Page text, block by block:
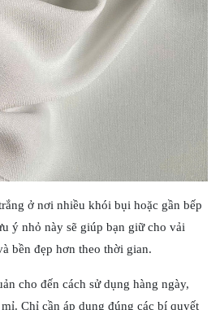
ở nơi nhiều khói bụi hoặc gần bếp
ý nhỏ này sẽ giúp bạn giữ cho vải
bền đẹp hơn theo thời gian.
cho đến cách sử dụng hàng ngày,
Chỉ cần áp dụng đúng các bí quyết